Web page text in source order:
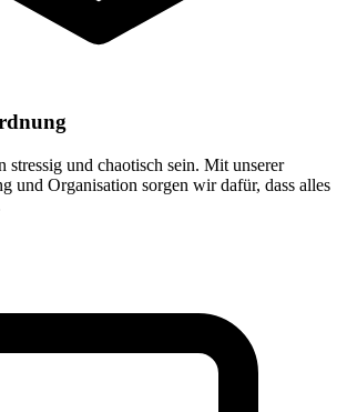
stressig und chaotisch sein. Mit unserer
und Organisation sorgen wir dafür, dass alles